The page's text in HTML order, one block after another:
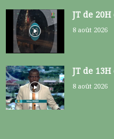
JT de
8 août 2026
JT de
8 août 2026